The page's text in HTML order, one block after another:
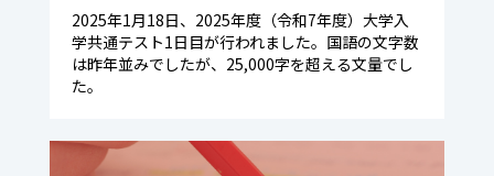
2025年1月18日、2025年度（令和7年度）大学入
学共通テスト1日目が行われました。国語の文字数
は昨年並みでしたが、25,000字を超える文量でし
た。